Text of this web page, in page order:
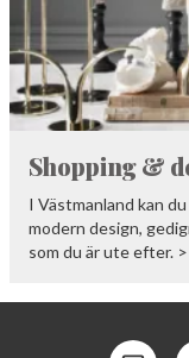
Shopping &
I Västmanland kan
modern design,
som du är ute efter.